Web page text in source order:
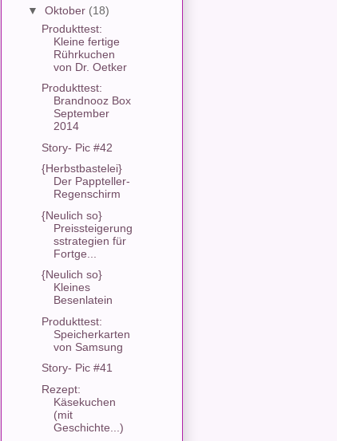
▼ Oktober (18)
Produkttest:
Kleine fertige
Rührkuchen
von Dr. Oetker
Produkttest:
Brandnooz Box
September
2014
Story- Pic #42
{Herbstbastelei}
Der Pappteller-
Regenschirm
{Neulich so}
Preissteigerung
sstrategien für
Fortge...
{Neulich so}
Kleines
Besenlatein
Produkttest:
Speicherkarten
von Samsung
Story- Pic #41
Rezept:
Käsekuchen
(mit
Geschichte...)